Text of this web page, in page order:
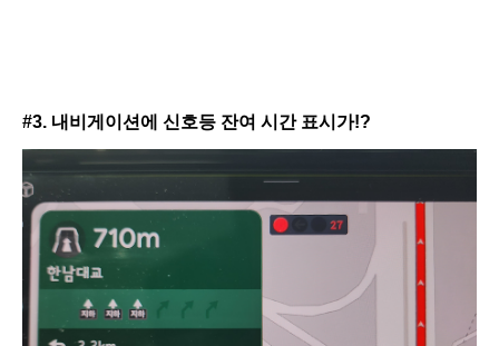
#3. 내비게이션에 신호등 잔여 시간 표시가!?